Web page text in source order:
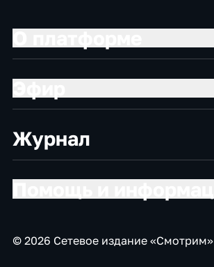
Журнал
© 2026 Сетевое издание «Смотрим»